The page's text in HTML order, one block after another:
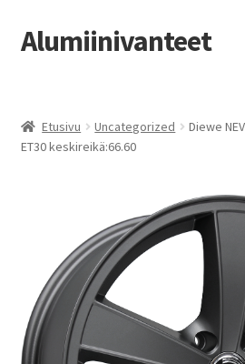
Siirry
navigointiin
Siirry
sisältöön
Alumiinivanteet
Kauppa
Tilausohjeet
Vanteiden osto-opas
Auton renkaat
Etusivu Uncategorized
Diewe
ET30 keskireikä:66.60